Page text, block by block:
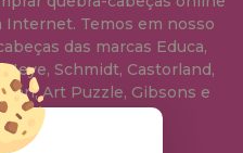
Internet. Temos em nosso
das marcas Educa,
Schmidt, Castorland,
Art Puzzle, Gibsons e